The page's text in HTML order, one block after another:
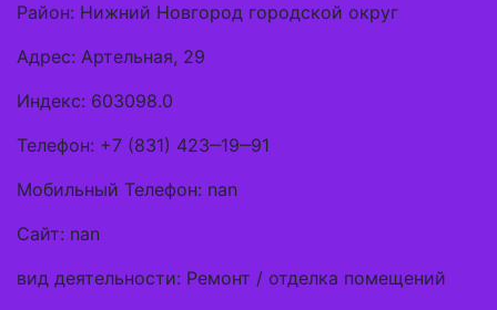
Район: Нижний Новгород городской округ
Адрес: Артельная, 29
Индекс: 603098.0
Телефон: +7 (831) 423‒19‒91
Мобильный Телефон: nan
Сайт: nan
вид деятельности: Ремонт / отделка помещений